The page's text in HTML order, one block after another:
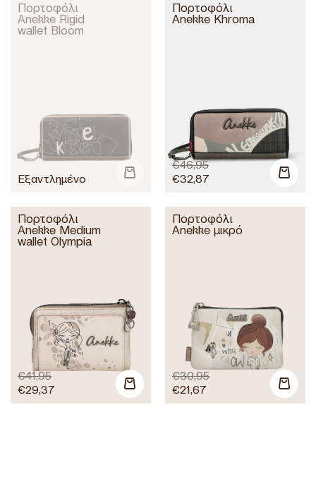
Πορτοφόλι
Anekke Rigid
wallet Bloom
Πορτοφόλι
Anekke Khroma
€46,95
€32,87
Πορτοφόλι
Anekke Medium
wallet Olympia
€41,95
€29,37
Πορτοφόλι
Anekke μικρό
€30,95
€21,67